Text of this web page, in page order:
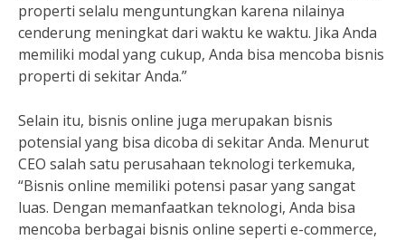
properti selalu menguntungkan karena nilainya
cenderung meningkat dari waktu ke waktu. Jika Anda
memiliki modal yang cukup, Anda bisa mencoba bisnis
properti di sekitar Anda.”
Selain itu, bisnis online juga merupakan bisnis
potensial yang bisa dicoba di sekitar Anda. Menurut
CEO salah satu perusahaan teknologi terkemuka,
“Bisnis online memiliki potensi pasar yang sangat
luas. Dengan memanfaatkan teknologi, Anda bisa
mencoba berbagai bisnis online seperti e-commerce,